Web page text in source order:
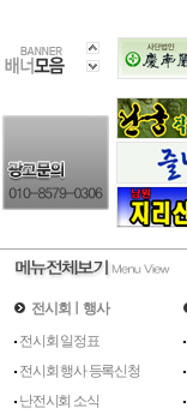
전시회ㅣ행사
전시회 일정표
전시회 행사 등록신청
난전시회 소식